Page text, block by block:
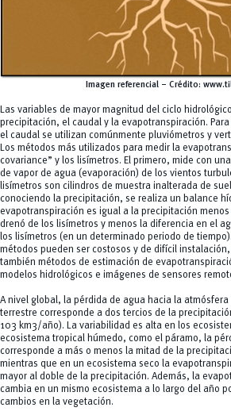
Imagen referencial – Crédito:
Las variables de mayor magnitud del ciclo
precipitación, el caudal y la evapotranspiración.
el caudal se utilizan comúnmente pluviómetros y
Los métodos más utilizados para medir la
covariance” y los lisímetros. El primero, mide con
de vapor de agua (evaporación) de los vientos
lisímetros son cilindros de muestra inalterada de
conociendo la precipitación, se realiza un balance
evapotranspiración es igual a la precipitación
drenó de los lisímetros y menos la diferencia en el
los lisímetros (en un determinado periodo de
métodos pueden ser costosos y de difícil
también métodos de estimación de
modelos hidrológicos e imágenes de sensores
A nivel global, la pérdida de agua hacia la
terrestre corresponde a dos tercios de la
103 km3/año). La variabilidad es alta en los
ecosistema tropical húmedo, como el páramo, la
corresponde a más o menos la mitad de la
mientras que en un ecosistema seco la
mayor al doble de la precipitación. Además, la
cambia en un mismo ecosistema a lo largo del año
cambios en la vegetación.